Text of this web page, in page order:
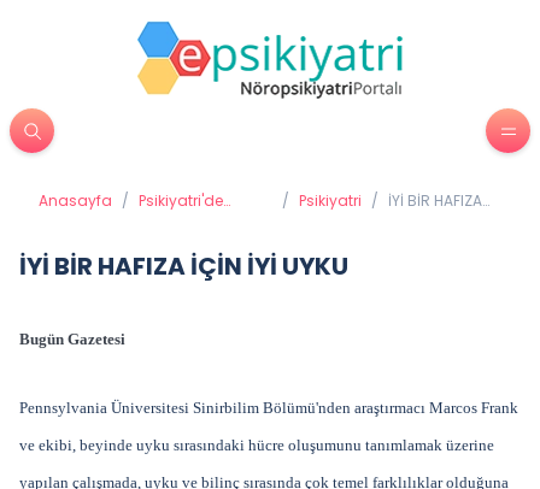
Anasayfa / Psikiyatri'de
/ Psikiyatri / İYİ BİR HAFIZA
İYİ BİR HAFIZA İÇİN İYİ UYKU
Bugün Gazetesi
Pennsylvania Üniversitesi Sinirbilim Bölümü'nden araştırmacı Marcos Frank
ve ekibi, beyinde uyku sırasındaki hücre oluşumunu tanımlamak üzerine
yapılan çalışmada, uyku ve bilinç sırasında çok temel farklılıklar olduğuna